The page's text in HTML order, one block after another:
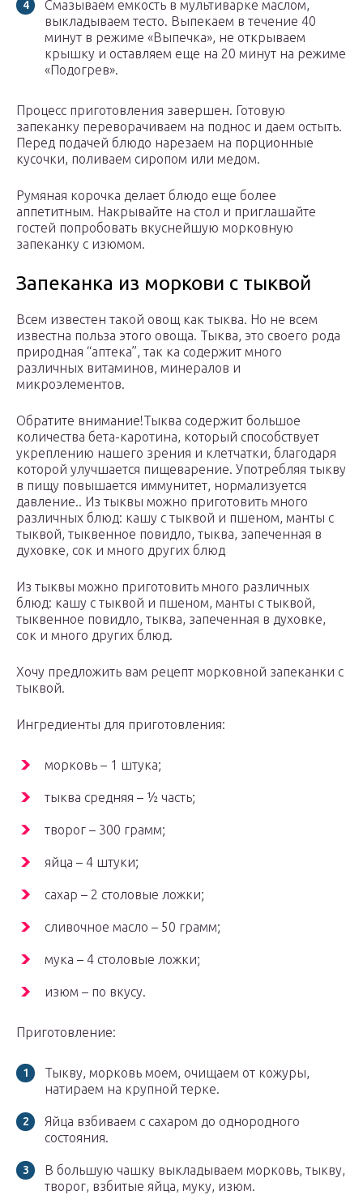
Смазываем емкость в мультиварке маслом,
выкладываем тесто. Выпекаем в течение 40
минут в режиме «Выпечка», не открываем
крышку и оставляем еще на 20 минут на режиме
«Подогрев».
Процесс приготовления завершен. Готовую
запеканку переворачиваем на поднос и даем остыть.
Перед подачей блюдо нарезаем на порционные
кусочки, поливаем сиропом или медом.
Румяная корочка делает блюдо еще более
аппетитным. Накрывайте на стол и приглашайте
гостей попробовать вкуснейшую морковную
запеканку с изюмом.
Запеканка из моркови с тыквой
Всем известен такой овощ как тыква. Но не всем
известна польза этого овоща. Тыква, это своего рода
природная “аптека”, так ка содержит много
различных витаминов, минералов и
микроэлементов.
Обратите внимание!Тыква содержит большое
количества бета-каротина, который способствует
укреплению нашего зрения и клетчатки, благодаря
которой улучшается пищеварение. Употребляя тыкву
в пищу повышается иммунитет, нормализуется
давление.. Из тыквы можно приготовить много
различных блюд: кашу с тыквой и пшеном, манты с
тыквой, тыквенное повидло, тыква, запеченная в
духовке, сок и много других блюд
Из тыквы можно приготовить много различных
блюд: кашу с тыквой и пшеном, манты с тыквой,
тыквенное повидло, тыква, запеченная в духовке,
сок и много других блюд.
Хочу предложить вам рецепт морковной запеканки с
тыквой.
Ингредиенты для приготовления:
морковь – 1 штука;
тыква средняя – ½ часть;
творог – 300 грамм;
яйца – 4 штуки;
сахар – 2 столовые ложки;
сливочное масло – 50 грамм;
мука – 4 столовые ложки;
изюм – по вкусу.
Приготовление:
Тыкву, морковь моем, очищаем от кожуры,
натираем на крупной терке.
Яйца взбиваем с сахаром до однородного
состояния.
В большую чашку выкладываем морковь, тыкву,
творог, взбитые яйца, муку, изюм.